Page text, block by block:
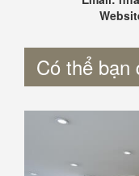
Có thể bạn